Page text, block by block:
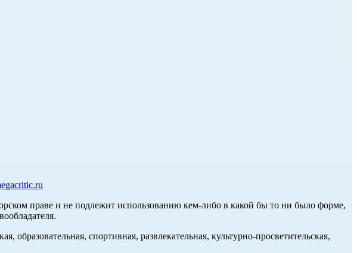
праве и не подлежит использованию кем-либо в какой бы то ни было форме,
спортивная, развлекательная, культурно-просветительская,